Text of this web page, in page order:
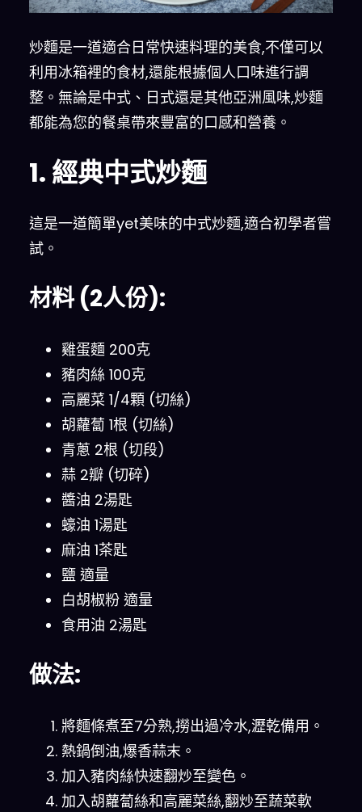
炒麵是一道適合日常快速料理的美食,不僅可以
利用冰箱裡的食材,還能根據個人口味進行調
整。無論是中式、日式還是其他亞洲風味,炒麵
都能為您的餐桌帶來豐富的口感和營養。
1. 經典中式炒麵
這是一道簡單yet美味的中式炒麵,適合初學者嘗
試。
材料 (2人份):
雞蛋麵 200克
豬肉絲 100克
高麗菜 1/4顆 (切絲)
胡蘿蔔 1根 (切絲)
青蔥 2根 (切段)
蒜 2瓣 (切碎)
醬油 2湯匙
蠔油 1湯匙
麻油 1茶匙
鹽 適量
白胡椒粉 適量
食用油 2湯匙
做法:
將麵條煮至7分熟,撈出過冷水,瀝乾備用。
熱鍋倒油,爆香蒜末。
加入豬肉絲快速翻炒至變色。
加入胡蘿蔔絲和高麗菜絲,翻炒至蔬菜軟